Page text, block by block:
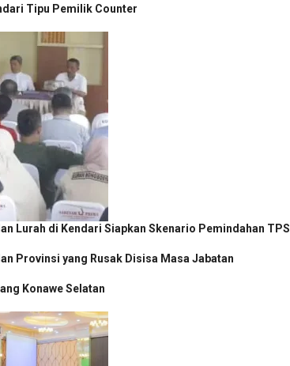
Tipu Pemilik Counter
Lurah di Kendari Siapkan Skenario Pemindahan TPS
Provinsi yang Rusak Disisa Masa Jabatan
Konawe Selatan